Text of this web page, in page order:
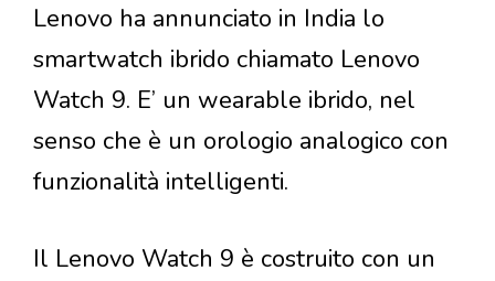
Lenovo ha annunciato in India lo
smartwatch ibrido chiamato Lenovo
Watch 9. E’ un wearable ibrido, nel
senso che è un orologio analogico con
funzionalità intelligenti.
Il Lenovo Watch 9 è costruito con un